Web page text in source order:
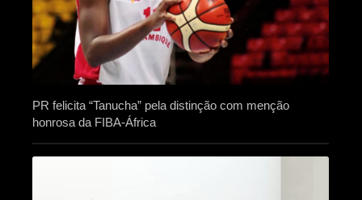
PR felicita “Tanucha” pela distinção com menção
honrosa da FIBA-África